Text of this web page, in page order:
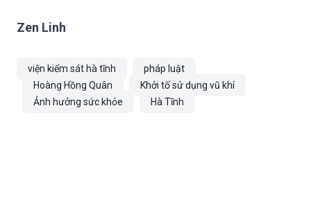
Zen Linh
viện kiểm sát hà tĩnh
pháp luật
Hoàng Hồng Quân
Khởi tố sử dụng vũ khí
Ảnh hưởng sức khỏe
Hà Tĩnh